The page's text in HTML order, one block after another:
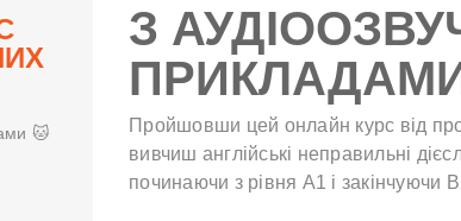
🐱
З
Пройшовши цей онлайн курс від
вивчиш англійські неправильні
починаючи з рівня A1 і закінчуючи